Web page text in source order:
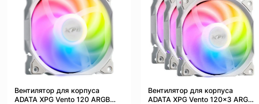
Вентилятор для корпуса
ADATA XPG Vento 120 ARGB
Вентилятор для корпуса
ADATA XPG Vento 120x3 ARGB